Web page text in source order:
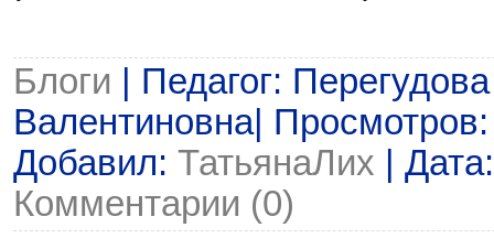
Блоги | Педагог:
Валентиновна| Просмотров:
Добавил: ТатьянаЛих |
Комментарии (0)